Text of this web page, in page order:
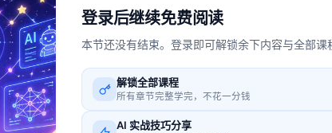
登录后继续免费阅读
本节还没有结束。登录即可解锁余下内容与全部课
解锁全部课程
所有章节完整学完，不花一分钱
AI 实战技巧分享